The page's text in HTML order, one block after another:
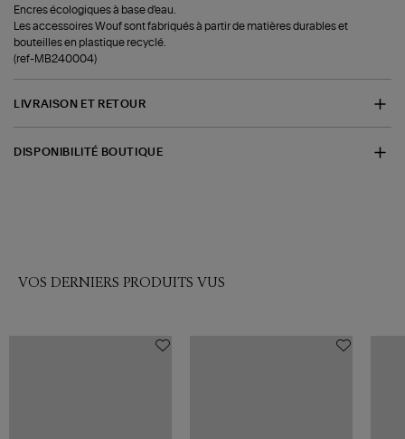
Encres écologiques à base d'eau.
Les accessoires Wouf sont fabriqués à partir de matières durables et
bouteilles en plastique recyclé.
(ref-MB240004)
LIVRAISON ET RETOUR
DISPONIBILITÉ BOUTIQUE
VOS DERNIERS PRODUITS VUS